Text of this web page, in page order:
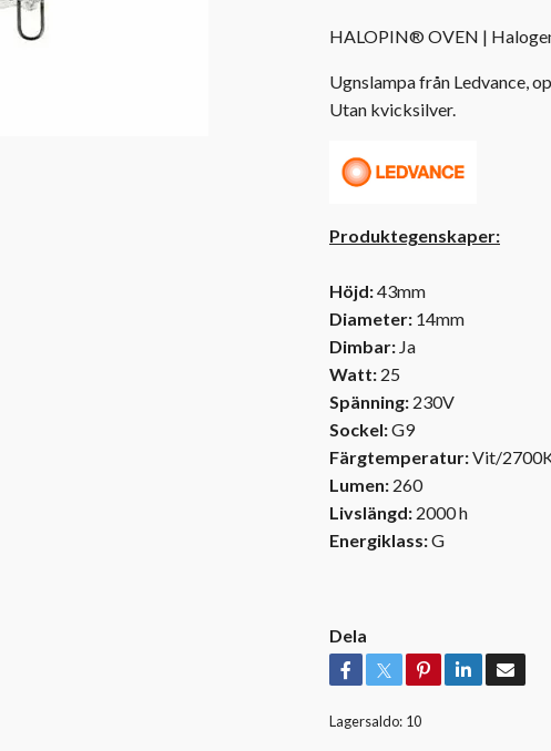
HALOPIN® OVEN |
Ugnslampa från Ledvance,
Utan kvicksilver.
Produktegenskaper:
Höjd:43mm
Diameter: 14mm
Dimbar: Ja
Watt: 25
Spänning: 230V
Sockel:G9
Färgtemperatur:Vit/
Lumen: 260
Livslängd: 2000 h
Energiklass:G
Dela
Lagersaldo: 10